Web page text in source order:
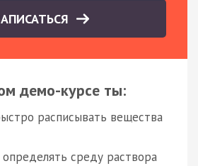
демо-курсе ты:
расписывать вещества
среду раствора